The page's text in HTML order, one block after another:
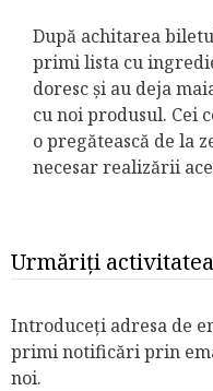
După achitarea
primi lista cu
doresc și au deja
cu noi produsul. Cei
o pregătească de la
necesar realizării
Urmăriți
Introduceți adresa de
primi notificări prin
noi.